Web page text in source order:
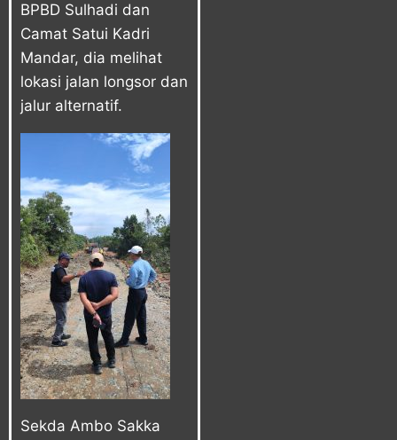
BPBD Sulhadi dan
Camat Satui Kadri
Mandar, dia melihat
lokasi jalan longsor dan
jalur alternatif.
Sekda Ambo Sakka